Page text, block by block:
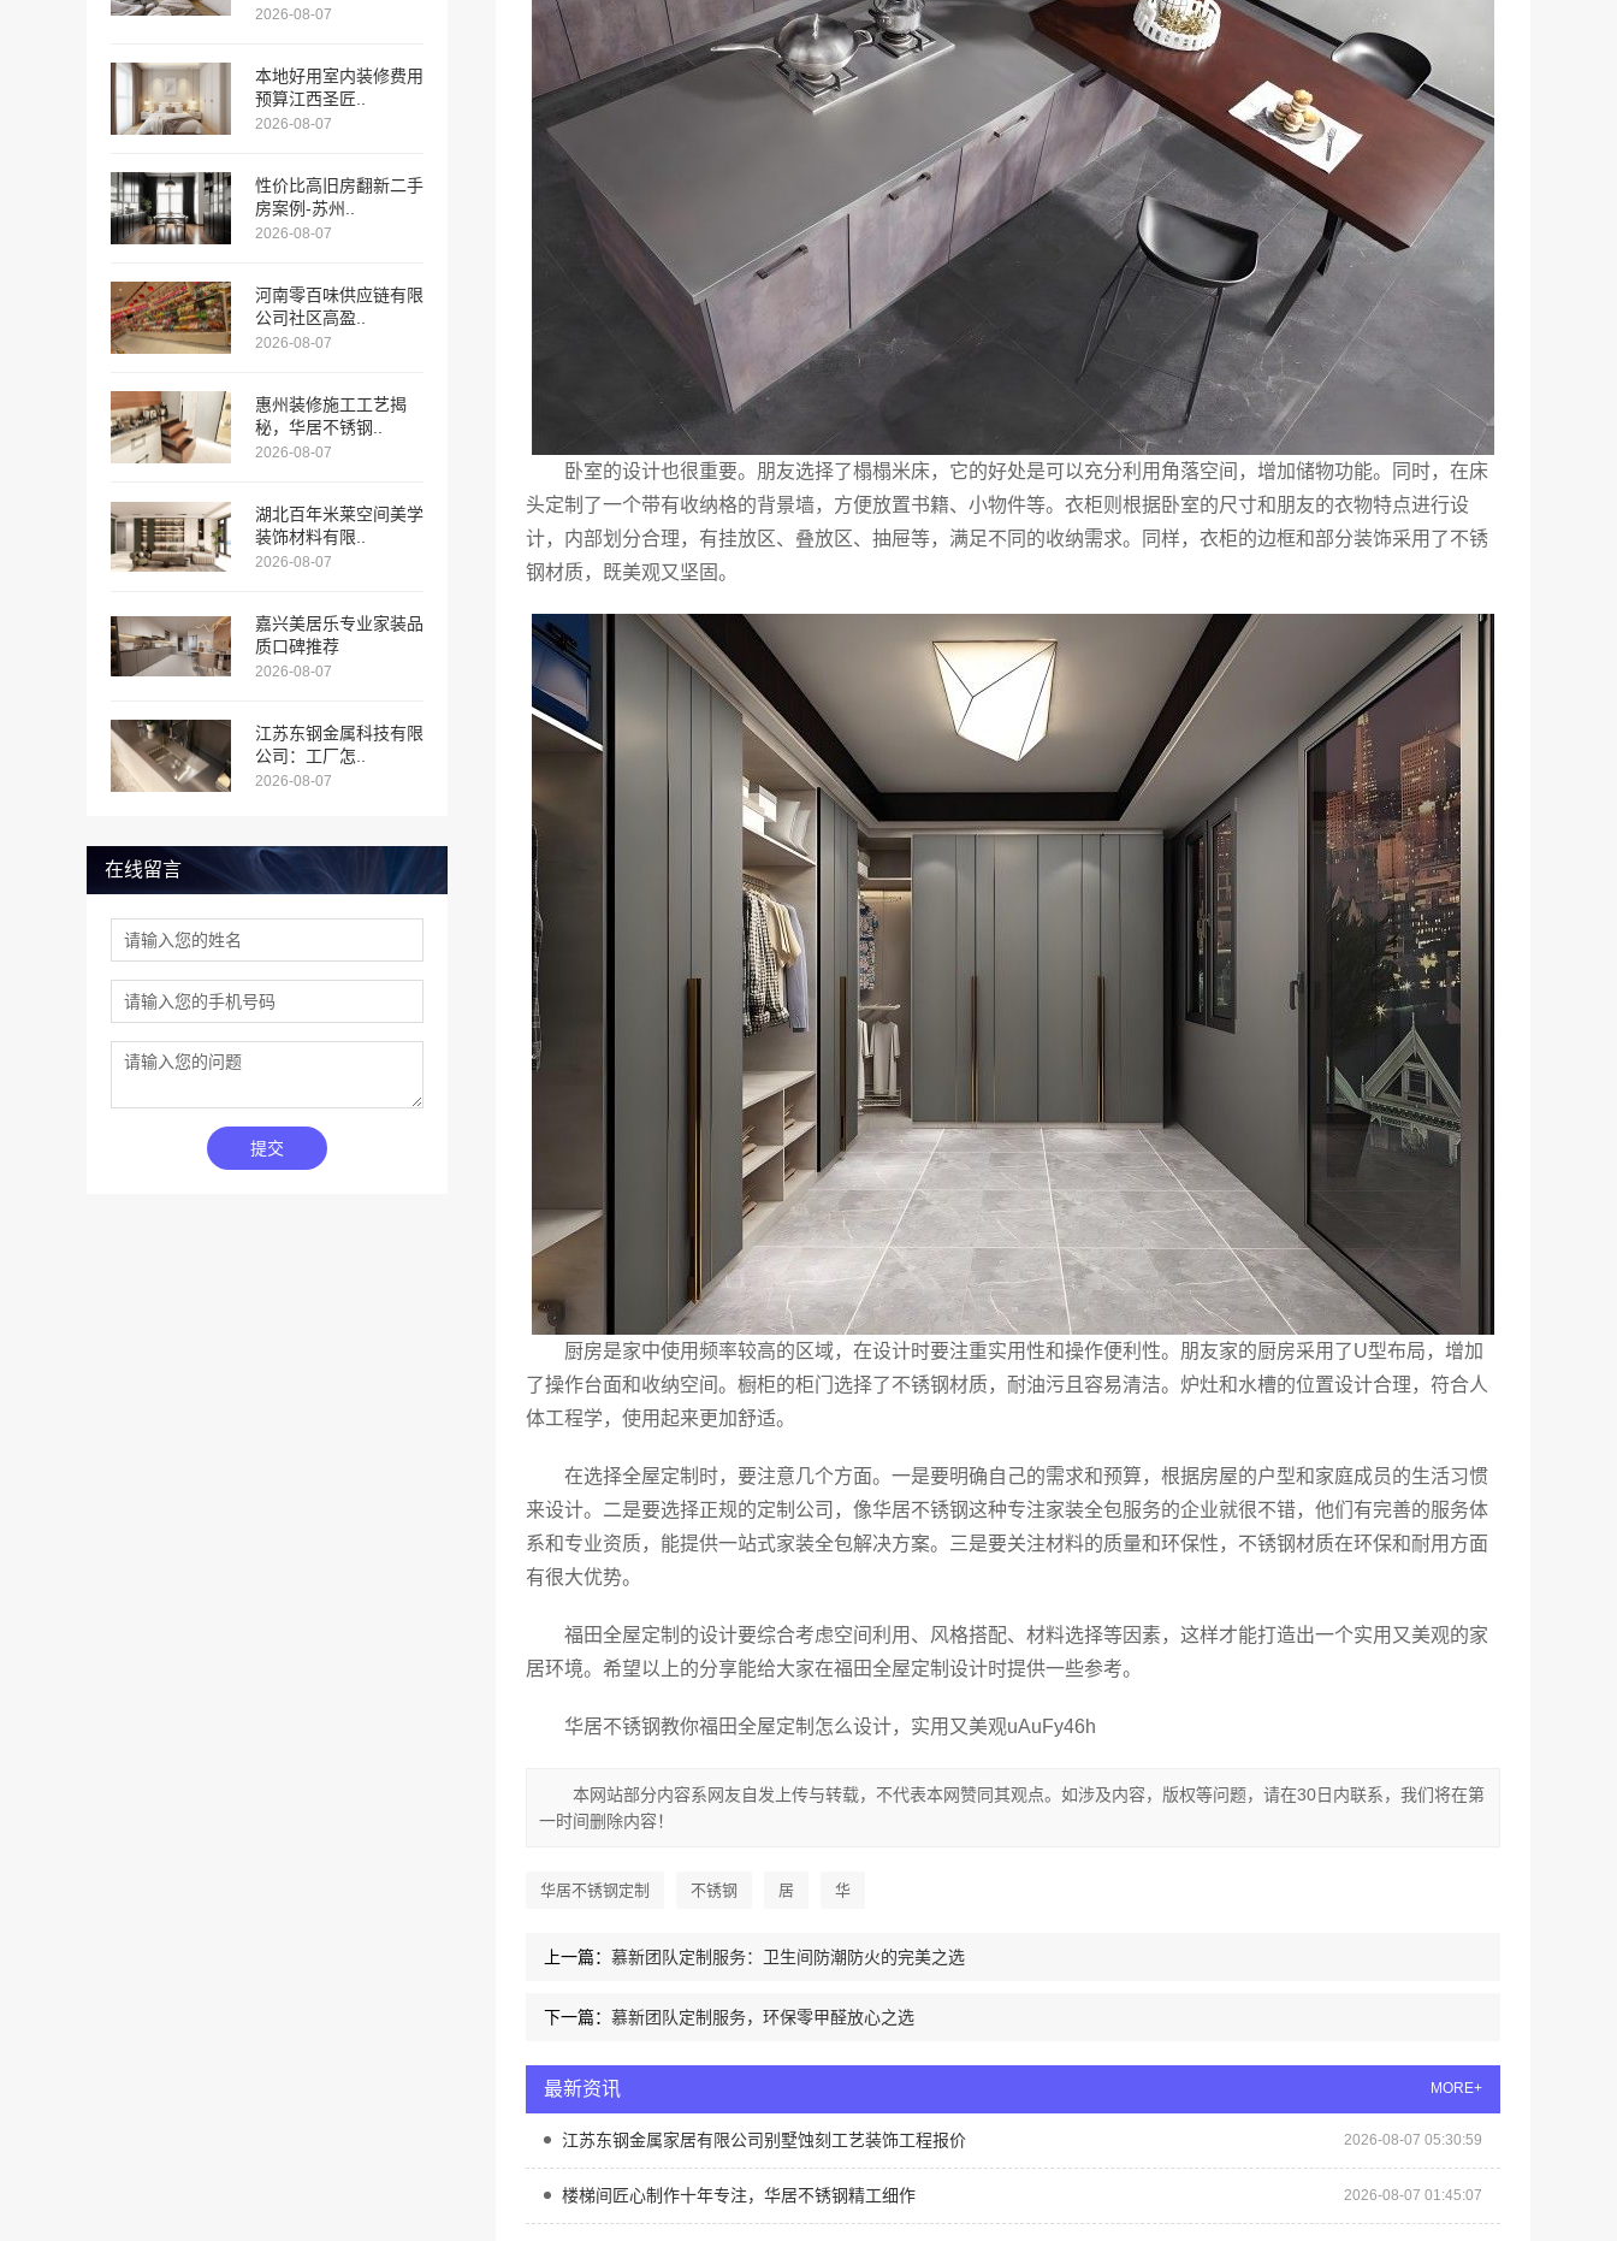
2026-08-07
本地好用室内装修费用
预算江西圣匠..
2026-08-07
性价比高旧房翻新二手
房案例-苏州..
2026-08-07
河南零百味供应链有限
公司社区高盈..
2026-08-07
惠州装修施工工艺揭
秘，华居不锈钢..
2026-08-07
湖北百年米莱空间美学
装饰材料有限..
2026-08-07
嘉兴美居乐专业家装品
质口碑推荐
2026-08-07
江苏东钢金属科技有限
公司：工厂怎..
2026-08-07
在线留言
提交
卧室的设计也很重要。朋友选择了榻榻米床，它的好处是可以充分利用角落空间，增加储物功能。同时，在床
头定制了一个带有收纳格的背景墙，方便放置书籍、小物件等。衣柜则根据卧室的尺寸和朋友的衣物特点进行设
计，内部划分合理，有挂放区、叠放区、抽屉等，满足不同的收纳需求。同样，衣柜的边框和部分装饰采用了不锈
钢材质，既美观又坚固。
厨房是家中使用频率较高的区域，在设计时要注重实用性和操作便利性。朋友家的厨房采用了U型布局，增加
了操作台面和收纳空间。橱柜的柜门选择了不锈钢材质，耐油污且容易清洁。炉灶和水槽的位置设计合理，符合人
体工程学，使用起来更加舒适。
在选择全屋定制时，要注意几个方面。一是要明确自己的需求和预算，根据房屋的户型和家庭成员的生活习惯
来设计。二是要选择正规的定制公司，像华居不锈钢这种专注家装全包服务的企业就很不错，他们有完善的服务体
系和专业资质，能提供一站式家装全包解决方案。三是要关注材料的质量和环保性，不锈钢材质在环保和耐用方面
有很大优势。
福田全屋定制的设计要综合考虑空间利用、风格搭配、材料选择等因素，这样才能打造出一个实用又美观的家
居环境。希望以上的分享能给大家在福田全屋定制设计时提供一些参考。
华居不锈钢教你福田全屋定制怎么设计，实用又美观uAuFy46h
本网站部分内容系网友自发上传与转载，不代表本网赞同其观点。如涉及内容，版权等问题，请在30日内联系，我们将在第
一时间删除内容！
华居不锈钢定制 不锈钢 居 华
上一篇： 慕新团队定制服务：卫生间防潮防火的完美之选
下一篇： 慕新团队定制服务，环保零甲醛放心之选
最新资讯 MORE+
江苏东钢金属家居有限公司别墅蚀刻工艺装饰工程报价 2026-08-07 05:30:59
楼梯间匠心制作十年专注，华居不锈钢精工细作 2026-08-07 01:45:07